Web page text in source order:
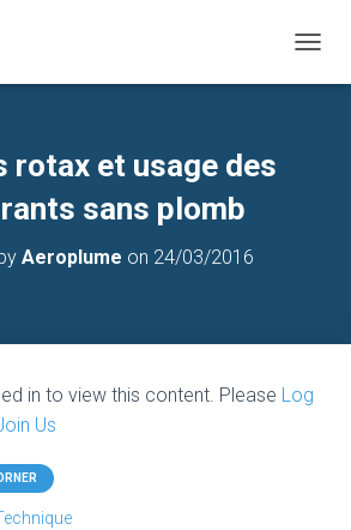
O
N
rotax et usage des
sans plomb
Aeroplume on 24/03/2016
in to view this content. Please Log
Us